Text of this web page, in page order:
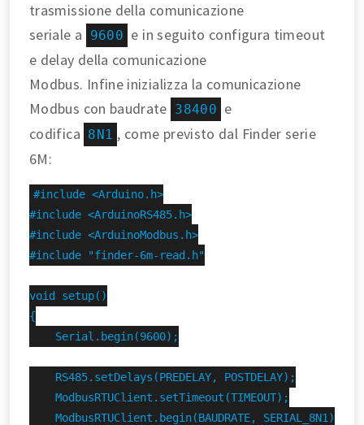
trasmissione della comunicazione
seriale a
9600 e in seguito configura timeout
e delay della comunicazione
Modbus. Infine inizializza la comunicazione
Modbus con baudrate 38400 e
codifica 8N1 , come previsto dal Finder serie
6M:
#include <Arduino.h>
#include <ArduinoRS485.h>
#include <ArduinoModbus.h>
#include "finder-6m-read.h"
void setup()
{
    Serial.begin(9600);
    RS485.setDelays(PREDELAY, POSTDELAY);
    ModbusRTUClient.setTimeout(TIMEOUT);
    ModbusRTUClient.begin(BAUDRATE, SERIAL_8N1);